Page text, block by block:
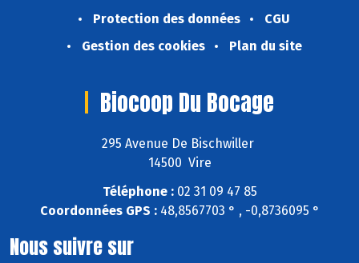
Protection des données
CGU
Gestion des cookies
Plan du site
Biocoop Du Bocage
295 Avenue De Bischwiller
14500 Vire
Téléphone :02 31 09 47 85
Coordonnées GPS :48,8567703 ° , -0,8736095 °
Nous suivre sur